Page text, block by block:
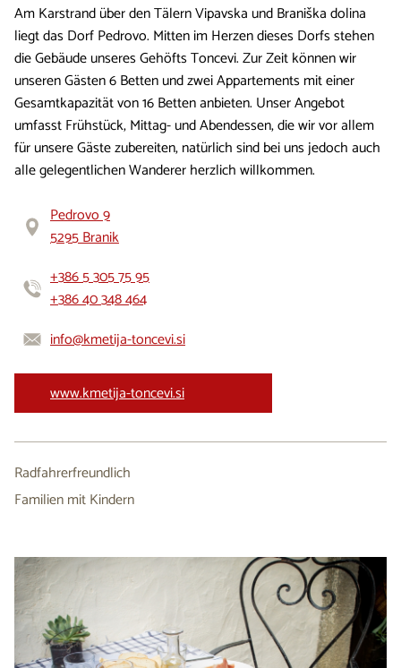
Am Karstrand über den Tälern Vipavska und Braniška dolina
liegt das Dorf Pedrovo. Mitten im Herzen dieses Dorfs stehen
die Gebäude unseres Gehöfts Toncevi. Zur Zeit können wir
unseren Gästen 6 Betten und zwei Appartements mit einer
Gesamtkapazität von 16 Betten anbieten. Unser Angebot
umfasst Frühstück, Mittag- und Abendessen, die wir vor allem
für unsere Gäste zubereiten, natürlich sind bei uns jedoch auch
alle gelegentlichen Wanderer herzlich willkommen.
Pedrovo 9
5295 Branik
+386 5 305 75 95
+386 40 348 464
info@kmetija-toncevi.si
www.kmetija-toncevi.si
Radfahrerfreundlich
Familien mit Kindern